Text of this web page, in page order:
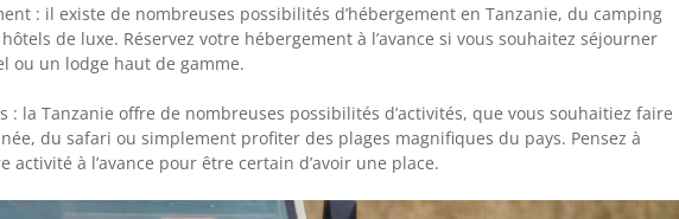
: il existe de nombreuses possibilités d’hébergement en Tanzanie, du camping
de luxe. Réservez votre hébergement à l’avance si vous souhaitez séjourner
ou un lodge haut de gamme.
: la Tanzanie offre de nombreuses possibilités d’activités, que vous souhaitiez faire
du safari ou simplement profiter des plages magnifiques du pays. Pensez à
activité à l’avance pour être certain d’avoir une place.